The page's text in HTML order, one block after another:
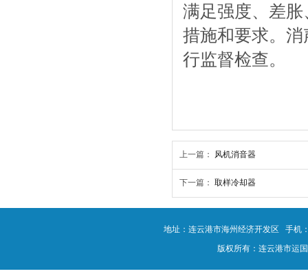
满足强度、差
措施和要求。
行监督检查。
上一篇： 风机消音器
下一篇： 取样冷却器
地址：连云港市海州经济开发区 手机
版权所有：连云港市运